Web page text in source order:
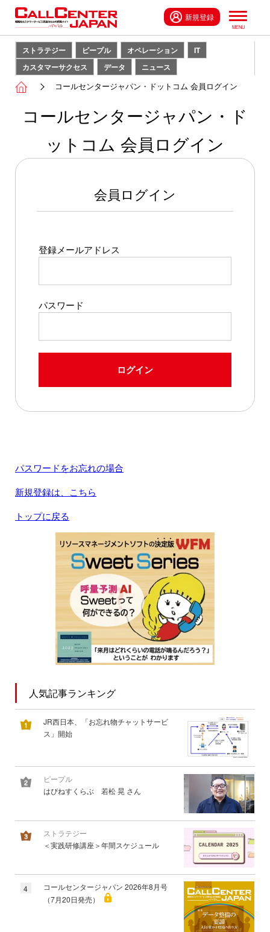
新規登録
ストラテジー ピープル オペレーション
IT
カスタマーサクセス
データ ニュース
コールセンタージャパン・ドットコム 会員ログイン
コールセンタージャパン・ド
ットコム 会員ログイン
会員ログイン
登録メールアドレス
パスワード
ログイン
パスワードをお忘れの場合
新規登録は、こちら
トップに戻る
人気記事ランキング
JR西日本、「お忘れ物チャットサービ
ス」開始
ピープル
はぴねすくらぶ 若松 晃 さん
ストラテジー
＜実践研修講座＞年間スケジュール
4
コールセンタージャパン 2026年8月号
（7月20日発売）